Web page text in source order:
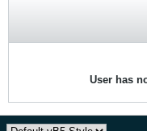
User has